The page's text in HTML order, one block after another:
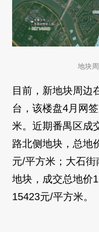
地块
目前，新地块周边
台，该楼盘4月网
米。近期番禺区成
路北侧地块，总地
元/平方米；大石
地块，成交总地价
15423元/平方米。